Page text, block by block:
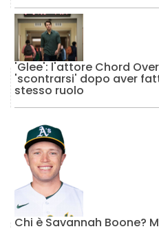
'Glee': l'attore Chord
'scontrarsi' dopo aver
stesso ruolo
Chi è Savannah Boone?